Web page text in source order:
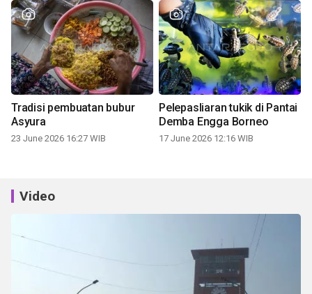
Tradisi pembuatan bubur
Asyura
23 June 2026 16:27 WIB
Pelepasliaran tukik di Pantai
Demba Engga Borneo
17 June 2026 12:16 WIB
Video